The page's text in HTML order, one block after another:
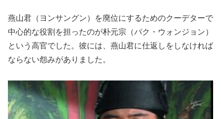
燕山君（ヨンサングン）を廃位にするためのクーデターで
中心的な役割を担ったのが朴元宗（パク・ウォンジョン）
という高官でした。彼には、燕山君に仕返しをしなければ
ならない怨みがありました。